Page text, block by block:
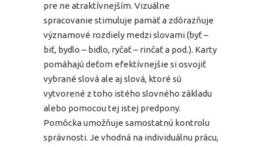
pre ne atraktívnejším. Vizuálne
spracovanie stimuluje pamäť a zdôrazňuje
významové rozdiely medzi slovami (byť –
biť, bydlo – bidlo, ryčať – rinčať a pod.). Karty
pomáhajú deťom efektívnejšie si osvojiť
vybrané slová ale aj slová, ktoré sú
vytvorené z toho istého slovného základu
alebo pomocou tej istej predpony.
Pomôcka umožňuje samostatnú kontrolu
správnosti. Je vhodná na individuálnu prácu,